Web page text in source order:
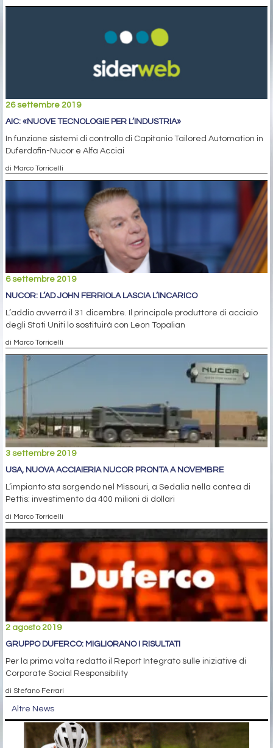
26 settembre 2019
AIC: «NUOVE TECNOLOGIE PER L’INDUSTRIA»
In funzione sistemi di controllo di Capitanio Tailored Automation in
Duferdofin-Nucor e Alfa Acciai
di Marco Torricelli
6 settembre 2019
NUCOR: L’AD JOHN FERRIOLA LASCIA L’INCARICO
L’addio avverrà il 31 dicembre. Il principale produttore di acciaio
degli Stati Uniti lo sostituirà con Leon Topalian
di Marco Torricelli
3 settembre 2019
USA, NUOVA ACCIAIERIA NUCOR PRONTA A NOVEMBRE
L’impianto sta sorgendo nel Missouri, a Sedalia nella contea di
Pettis: investimento da 400 milioni di dollari
di Marco Torricelli
2 agosto 2019
GRUPPO DUFERCO: MIGLIORANO I RISULTATI
Per la prima volta redatto il Report Integrato sulle iniziative di
Corporate Social Responsibility
di Stefano Ferrari
Altre News